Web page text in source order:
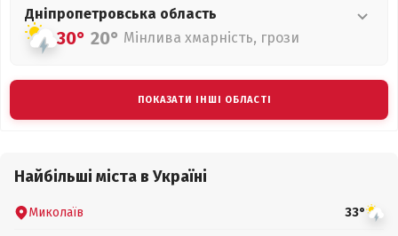
Дніпропетровська область
30° 20° Мінлива хмарність, грози
ПОКАЗАТИ ІНШІ ОБЛАСТІ
Найбільші міста в Україні
Миколаїв 33°